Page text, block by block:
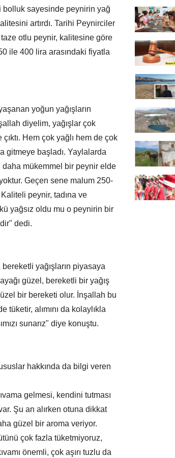
bolluk sayesinde peynirin yağ
artırdı. Tarihi Peynirciler
taze otlu peynir, kalitesine göre
ile 400 lira arasındaki fiyatla
yoğun yağışların
diyelim, yağışlar çok
Hem çok yağlı hem de çok
gitmeye başladı. Yaylalarda
mükemmel bir peynir elde
Geçen sene malum 250-
peynir, tadına ve
yağsız oldu mu o peynirin bir
dedi.
yağışların piyasaya
güzel, bereketli bir yağış
bir bereketi olur. İnşallah bu
tüketir, alımını da kolaylıkla
sunarız" diye konuştu.
hakkında da bilgi veren
gelmesi, kendini tutması
Şu an alırken otuna dikkat
güzel bir aroma veriyor.
çok fazla tüketmiyoruz,
önemli, çok aşırı tuzlu da